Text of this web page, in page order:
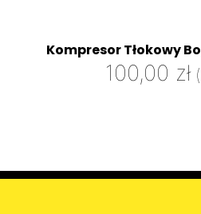
Kompresor Tłokowy
100,00 zł